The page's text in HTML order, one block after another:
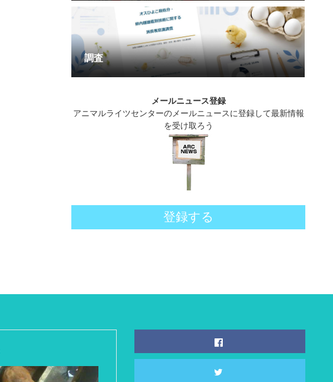
調査
メールニュース登録
アニマルライツセンターのメールニュースに登録して最新情報
を受け取ろう
登録する